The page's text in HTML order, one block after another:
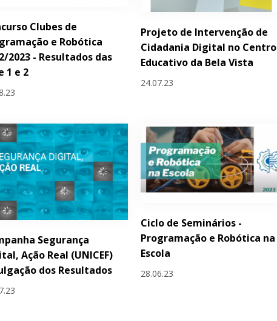
Clubes de
e Robótica
2023 - Resultados das
1 e 2
Projeto de Intervenção de
Cidadania Digital no Centro
Educativo da Bela Vista
24.07.23
Segurança
Ação Real (UNICEF)
dos Resultados
Ciclo de Seminários -
Programação e Robótica na
Escola
28.06.23